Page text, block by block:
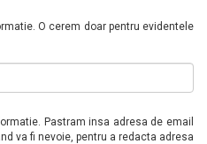
O cerem doar pentru evidentele
Pastram insa adresa de email
va fi nevoie, pentru a redacta adresa